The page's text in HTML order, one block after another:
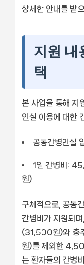
상세한 안내를 받
지원 내
택
본 사업을 통해 지
인실 이용에 대한
공동간병인실
1일 간병비:
원)
구체적으로, 공동
간병비가 지원되
(31,500원)와 충
원)를 제외한
는 환자들의 간병